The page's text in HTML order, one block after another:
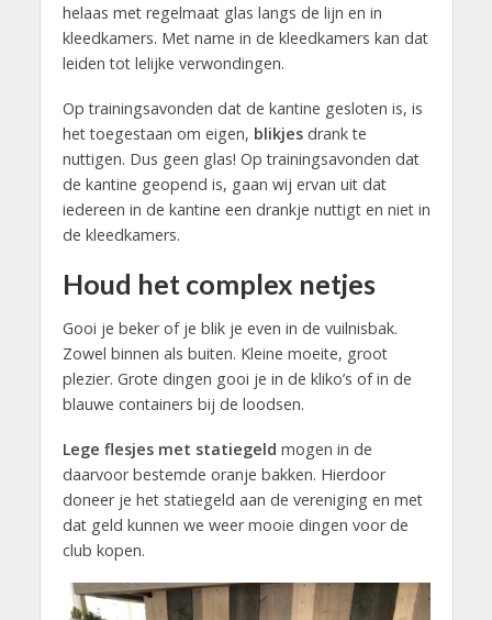
helaas met regelmaat glas langs de lijn en in
kleedkamers. Met name in de kleedkamers kan dat
leiden tot lelijke verwondingen.
Op trainingsavonden dat de kantine gesloten is, is
het toegestaan om eigen, blikjesdrank te
nuttigen. Dus geen glas! Op trainingsavonden dat
de kantine geopend is, gaan wij ervan uit dat
iedereen in de kantine een drankje nuttigt en niet in
de kleedkamers.
Houd het complex netjes
Gooi je beker of je blik je even in de vuilnisbak.
Zowel binnen als buiten. Kleine moeite, groot
plezier. Grote dingen gooi je in de kliko’s of in de
blauwe containers bij de loodsen.
Lege flesjes met statiegeld mogen in de
daarvoor bestemde oranje bakken. Hierdoor
doneer je het statiegeld aan de vereniging en met
dat geld kunnen we weer mooie dingen voor de
club kopen.